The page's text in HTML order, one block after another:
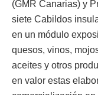
(GMR Canarias) y
siete Cabildos
en un módulo
quesos, vinos,
aceites y otros
en valor estas